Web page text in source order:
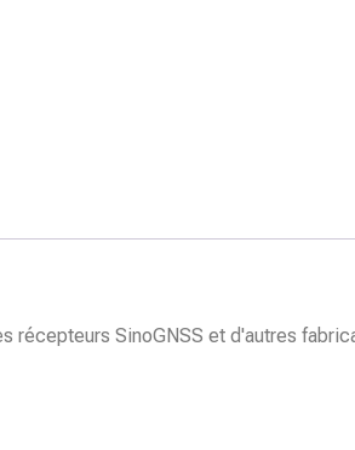
SinoGNSS et d'autres